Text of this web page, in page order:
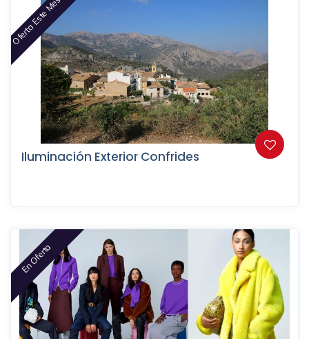
Oferta Este Mes
Iluminación Exterior Confrides
En Oferta